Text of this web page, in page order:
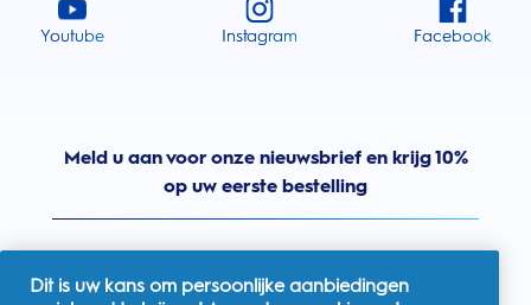
Youtube Instagram Facebook
Meld u aan voor onze nieuwsbrief en krijg 10%
op uw eerste bestelling
Dit is uw kans om persoonlijke aanbiedingen